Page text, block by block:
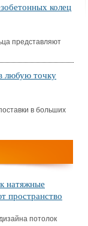
колец
представляют
любую точку
в больших
натяжные
пространство
потолок